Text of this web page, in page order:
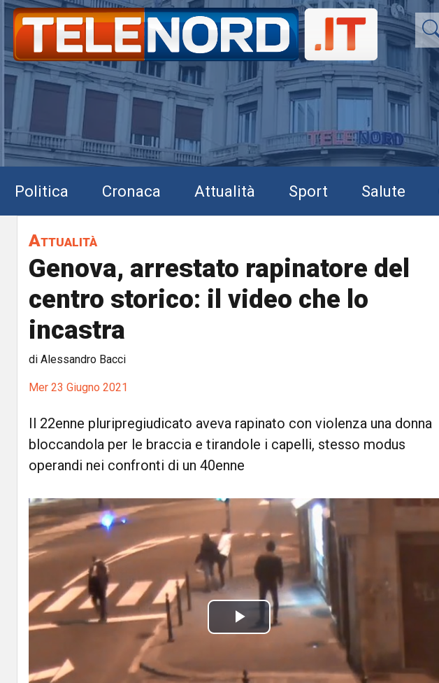
Politica Cronaca Attualità Sport Salute
Attualità
Genova, arrestato rapinatore del
centro storico: il video che lo
incastra
di Alessandro Bacci
Mer 23 Giugno 2021
Il 22enne pluripregiudicato aveva rapinato con violenza una donna
bloccandola per le braccia e tirandole i capelli, stesso modus
operandi nei confronti di un 40enne
P
l